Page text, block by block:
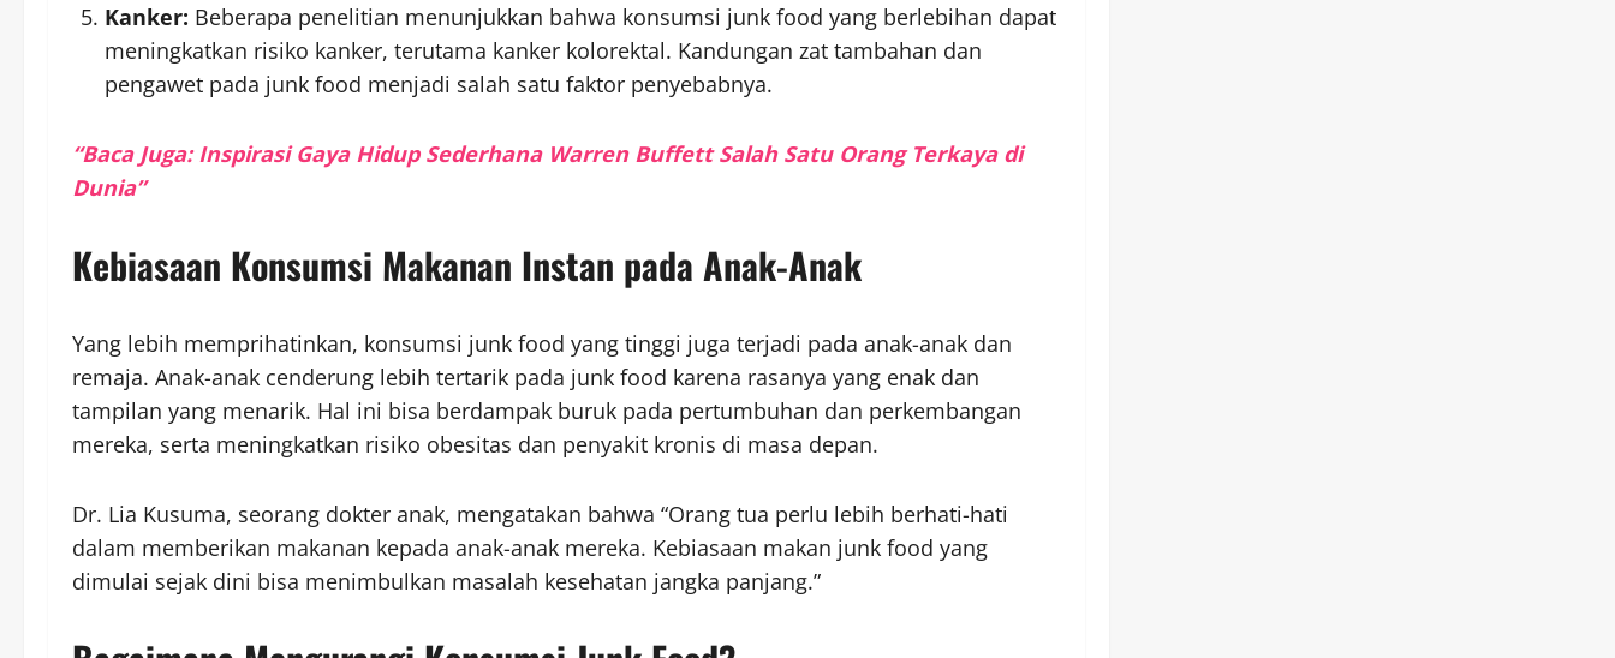
Kanker: Beberapa penelitian menunjukkan bahwa konsumsi junk food yang berlebihan dapat
meningkatkan risiko kanker, terutama kanker kolorektal. Kandungan zat tambahan dan
pengawet pada junk food menjadi salah satu faktor penyebabnya.
“Baca Juga: Inspirasi Gaya Hidup Sederhana Warren Buffett Salah Satu Orang Terkaya di
Dunia”
Kebiasaan Konsumsi Makanan Instan pada Anak-Anak
Yang lebih memprihatinkan, konsumsi junk food yang tinggi juga terjadi pada anak-anak dan
remaja. Anak-anak cenderung lebih tertarik pada junk food karena rasanya yang enak dan
tampilan yang menarik. Hal ini bisa berdampak buruk pada pertumbuhan dan perkembangan
mereka, serta meningkatkan risiko obesitas dan penyakit kronis di masa depan.
Dr. Lia Kusuma, seorang dokter anak, mengatakan bahwa “Orang tua perlu lebih berhati-hati
dalam memberikan makanan kepada anak-anak mereka. Kebiasaan makan junk food yang
dimulai sejak dini bisa menimbulkan masalah kesehatan jangka panjang.”